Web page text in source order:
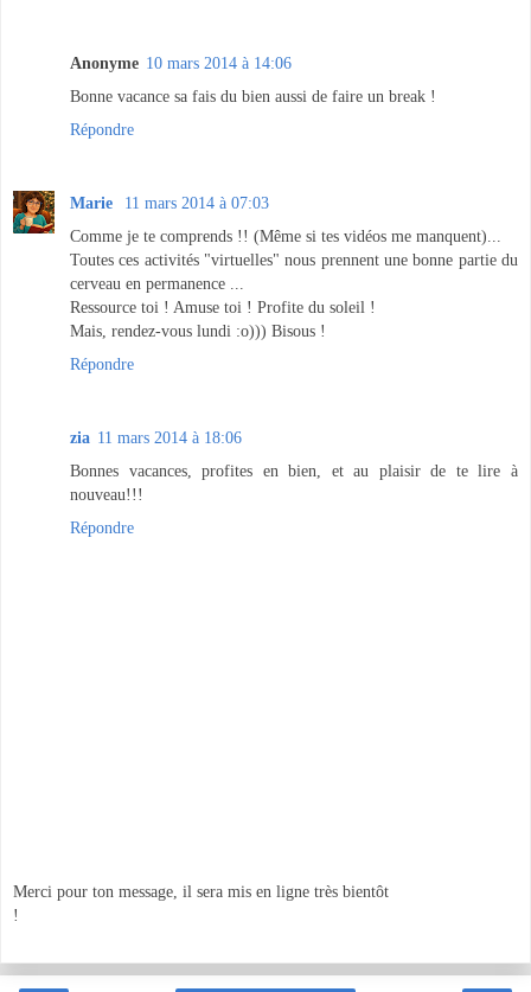
Anonyme 10 mars 2014 à 14:06
Bonne vacance sa fais du bien aussi de faire un break !
Répondre
Marie
11 mars 2014 à 07:03
Comme je te comprends !! (Même si tes vidéos me manquent)...
Toutes ces activités "virtuelles" nous prennent une bonne partie du
cerveau en permanence ...
Ressource toi ! Amuse toi ! Profite du soleil !
Mais, rendez-vous lundi :o))) Bisous !
Répondre
zia 11 mars 2014 à 18:06
Bonnes vacances, profites en bien, et au plaisir de te lire à
nouveau!!!
Répondre
Merci pour ton message, il sera mis en ligne très bientôt
!